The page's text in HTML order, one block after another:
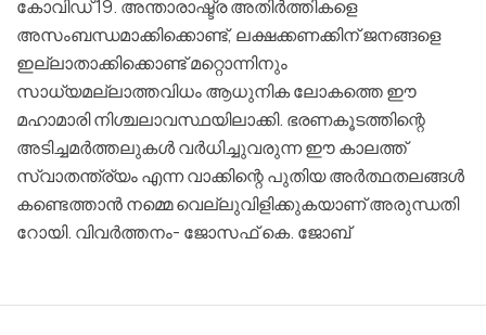
കോവിഡ് 19. അന്താരാഷ്ട്ര അതിർത്തികളെ
അസംബന്ധമാക്കിക്കൊണ്ട്, ലക്ഷക്കണക്കിന് ജനങ്ങളെ
ഇല്ലാതാക്കിക്കൊണ്ട് മറ്റൊന്നിനും
സാധ്യമല്ലാത്തവിധം ആധുനിക ലോകത്തെ ഈ
മഹാമാരി നിശ്ചലാവസ്ഥയിലാക്കി. ഭരണകൂടത്തിന്റെ
അടിച്ചമർത്തലുകൾ വർധിച്ചുവരുന്ന ഈ കാലത്ത്
സ്വാതന്ത്ര്യം എന്ന വാക്കിന്റെ പുതിയ അർത്ഥതലങ്ങൾ
കണ്ടെത്താൻ നമ്മെ വെല്ലുവിളിക്കുകയാണ് അരുന്ധതി
റോയി. വിവർത്തനം- ജോസഫ് കെ. ജോബ്‌